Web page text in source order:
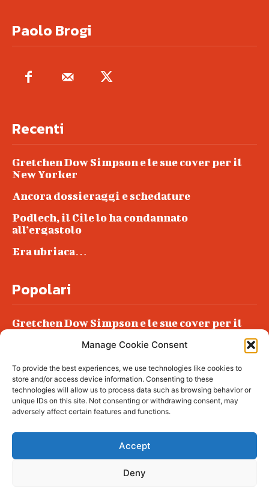
Manage Cookie Consent
To provide the best experiences, we use technologies like cookies to
store and/or access device information. Consenting to these
technologies will allow us to process data such as browsing behavior or
unique IDs on this site. Not consenting or withdrawing consent, may
adversely affect certain features and functions.
Accept
Deny
Paolo Brogi
Recenti
Gretchen Dow Simpson e le sue cover per il
New Yorker
Ancora dossieraggi e schedature
Podlech, il Cile lo ha condannato
all’ergastolo
Era ubriaca…
Popolari
Gretchen Dow Simpson e le sue cover per il
Podlech, il Cile lo ha condannato
all’ergastolo
Era ubriaca…
© tagDiv - All rights reserved. Made with